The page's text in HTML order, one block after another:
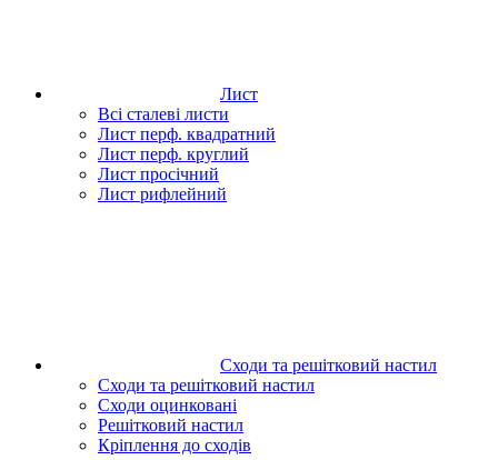
Лист
Всі сталеві листи
Лист перф. квадратний
Лист перф. круглий
Лист просічний
Лист рифлейний
Сходи та решітковий настил
Сходи та решітковий настил
Сходи оцинковані
Решітковий настил
Кріплення до сходів